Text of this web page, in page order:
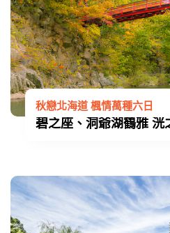
秋戀北海道 楓情萬種六日
碧之座、洞爺湖鶴雅 洸